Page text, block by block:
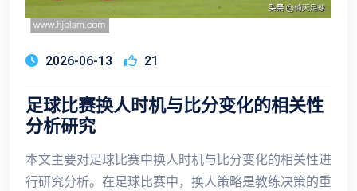
2026-06-13 21
足球比赛换人时机与比分变化的相关性
分析研究
本文主要对足球比赛中换人时机与比分变化的相关性进
行研究分析。在足球比赛中，换人策略是教练决策的重